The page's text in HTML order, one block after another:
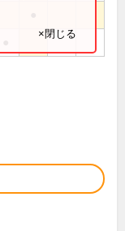
×閉じる